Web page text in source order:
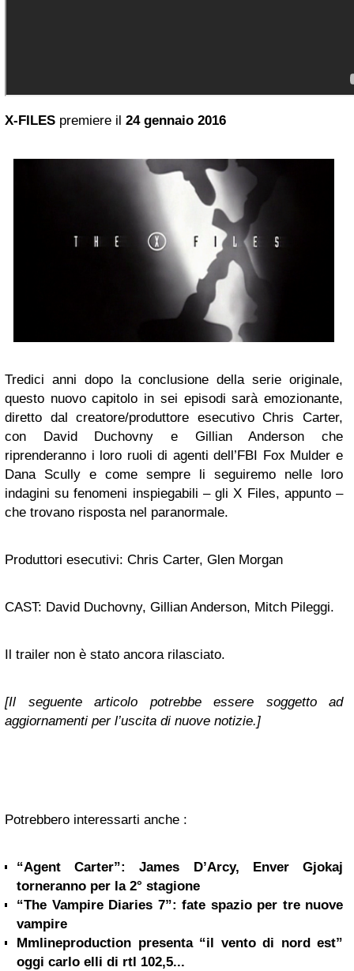
X-FILES premiere il 24 gennaio 2016
Tredici anni dopo la conclusione della serie originale,
questo nuovo capitolo in sei episodi sarà emozionante,
diretto dal creatore/produttore esecutivo Chris Carter,
con David Duchovny e Gillian Anderson che
riprenderanno i loro ruoli di agenti dell’FBI Fox Mulder e
Dana Scully e come sempre li seguiremo nelle loro
indagini su fenomeni inspiegabili – gli X Files, appunto –
che trovano risposta nel paranormale.
Produttori esecutivi: Chris Carter, Glen Morgan
CAST: David Duchovny, Gillian Anderson, Mitch Pileggi.
Il trailer non è stato ancora rilasciato.
[Il seguente articolo potrebbe essere soggetto ad
aggiornamenti per l’uscita di nuove notizie.]
Potrebbero interessarti anche :
“Agent Carter”: James D’Arcy, Enver Gjokaj
torneranno per la 2° stagione
“The Vampire Diaries 7”: fate spazio per tre nuove
vampire
Mmlineproduction presenta “il vento di nord est”
oggi carlo elli di rtl 102,5...